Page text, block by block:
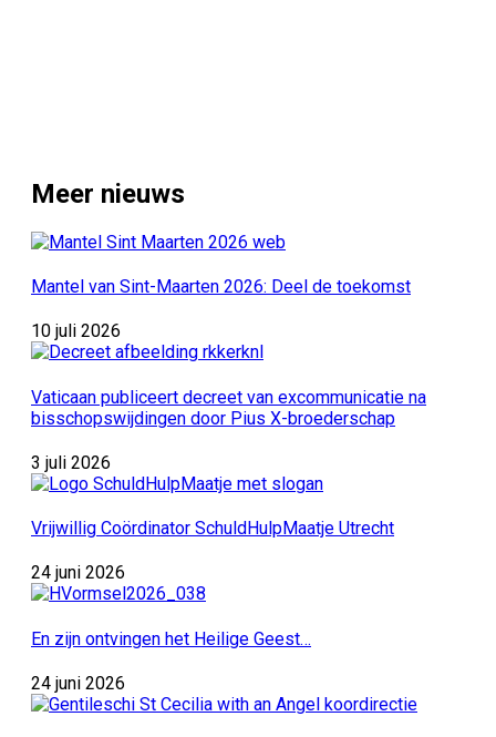
Meer nieuws
Mantel van Sint-Maarten 2026: Deel de toekomst
10 juli 2026
Vaticaan publiceert decreet van excommunicatie na
bisschopswijdingen door Pius X-broederschap
3 juli 2026
Vrijwillig Coördinator SchuldHulpMaatje Utrecht
24 juni 2026
En zijn ontvingen het Heilige Geest…
24 juni 2026